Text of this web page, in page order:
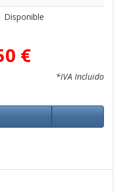
Disponible
€
*IVA Incluido